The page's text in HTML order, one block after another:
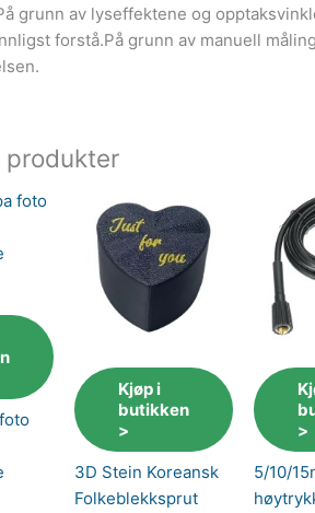
grunn av lyseffektene og
forstå.På grunn av manuell
produkter
Kjøp i
butikken
>
3D Stein Koreansk
Folkeblekksprut
>
5/10/